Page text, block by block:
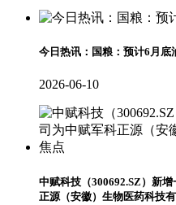
今日热讯：国粮：预计6月底
2026-06-10
中赋科技（300692.SZ）新
正源（安徽）生物医药科技